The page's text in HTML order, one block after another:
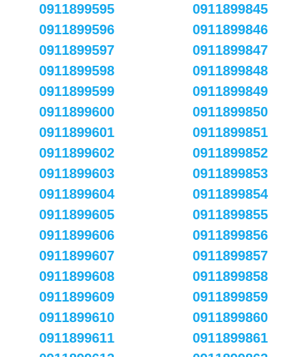
0911899595
0911899596
0911899597
0911899598
0911899599
0911899600
0911899601
0911899602
0911899603
0911899604
0911899605
0911899606
0911899607
0911899608
0911899609
0911899610
0911899611
0911899845
0911899846
0911899847
0911899848
0911899849
0911899850
0911899851
0911899852
0911899853
0911899854
0911899855
0911899856
0911899857
0911899858
0911899859
0911899860
0911899861